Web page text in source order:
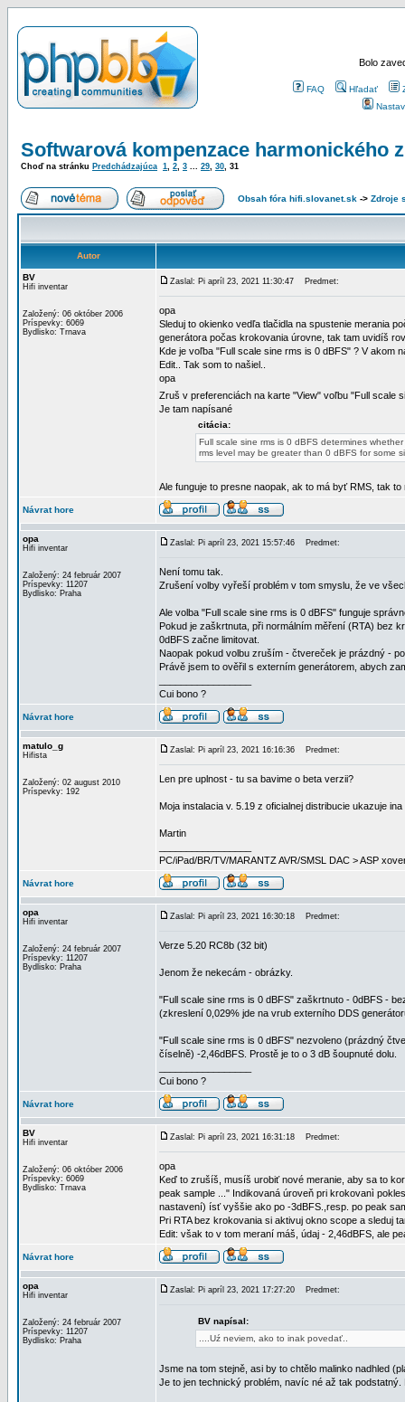
Bolo
FAQ Hľadať
Softwarová kompenzace harmonického
Choď na stránku Predchádzajúca 1, 2, 3 ... 29, 30, 31
Obsah fóra hifi.slovanet.sk -> Zdroje
Autor
BV
Hifi inventar
Založený: 06 október 2006
Príspevky: 6069
Bydlisko: Trnava
Zaslal: Pi apríl 23, 2021 11:30:47 Predmet:
opa
Sleduj to okienko vedľa tlačidla na spustenie merania
generátora počas krokovania úrovne, tak tam uvidíš
Kde je voľba "Full scale sine rms is 0 dBFS" ? V akom
Edit.. Tak som to našiel..
opa
Zruš v preferenciách na karte "View" voľbu "Full scale
Je tam napísané
citácia:
Full scale sine rms is 0 dBFS determines
rms level may be greater than 0 dBFS for some
Ale funguje to presne naopak, ak to má byť RMS, tak
Návrat hore
opa
Hifi inventar
Založený: 24 február 2007
Príspevky: 11207
Bydlisko: Praha
Zaslal: Pi apríl 23, 2021 15:57:46 Predmet:
Není tomu tak.
Zrušení volby vyřeší problém v tom smyslu, že ve
Ale volba "Full scale sine rms is 0 dBFS" funguje
Pokud je zaškrtnuta, při normálním měření (RTA) bez
0dBFS začne limitovat.
Naopak pokud volbu zruším - čtvereček je prázdný -
Právě jsem to ověřil s externím generátorem, abych
Cui bono ?
Návrat hore
matulo_g
Hifista
Založený: 02 august 2010
Príspevky: 192
Zaslal: Pi apríl 23, 2021 16:16:36 Predmet:
Len pre uplnost - tu sa bavime o beta verzii?
Moja instalacia v. 5.19 z oficialnej distribucie ukazuje ina
Martin
PC/iPad/BR/TV/MARANTZ AVR/SMSL DAC > ASP
Návrat hore
opa
Hifi inventar
Založený: 24 február 2007
Príspevky: 11207
Bydlisko: Praha
Zaslal: Pi apríl 23, 2021 16:30:18 Predmet:
Verze 5.20 RC8b (32 bit)
Jenom že nekecám - obrázky.
"Full scale sine rms is 0 dBFS" zaškrtnuto - 0dBFS -
(zkreslení 0,029% jde na vrub externího DDS
"Full scale sine rms is 0 dBFS" nezvoleno (prázdný
číselně) -2,46dBFS. Prostě je to o 3 dB šoupnuté dolu.
Cui bono ?
Návrat hore
BV
Hifi inventar
Založený: 06 október 2006
Príspevky: 6069
Bydlisko: Trnava
Zaslal: Pi apríl 23, 2021 16:31:18 Predmet:
opa
Keď to zrušíš, musíš urobiť nové meranie, aby sa to
peak sample ..." Indikovaná úroveň pri krokovanì
nastavení) ísť vyššie ako po -3dBFS.,resp. po peak
Pri RTA bez krokovania si aktivuj okno scope a sleduj
Edit: však to v tom meraní máš, údaj - 2,46dBFS, ale
Návrat hore
opa
Hifi inventar
Založený: 24 február 2007
Príspevky: 11207
Bydlisko: Praha
Zaslal: Pi apríl 23, 2021 17:27:20 Predmet:
BV napísal:
....Uź neviem, ako to inak povedať..
Jsme na tom stejně, asi by to chtělo malinko nadhled
Je to jen technický problém, navíc né až tak podstatný.